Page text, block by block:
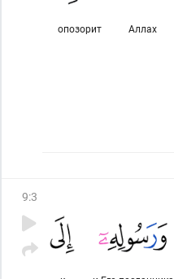
Аллах
опозорит
9:3